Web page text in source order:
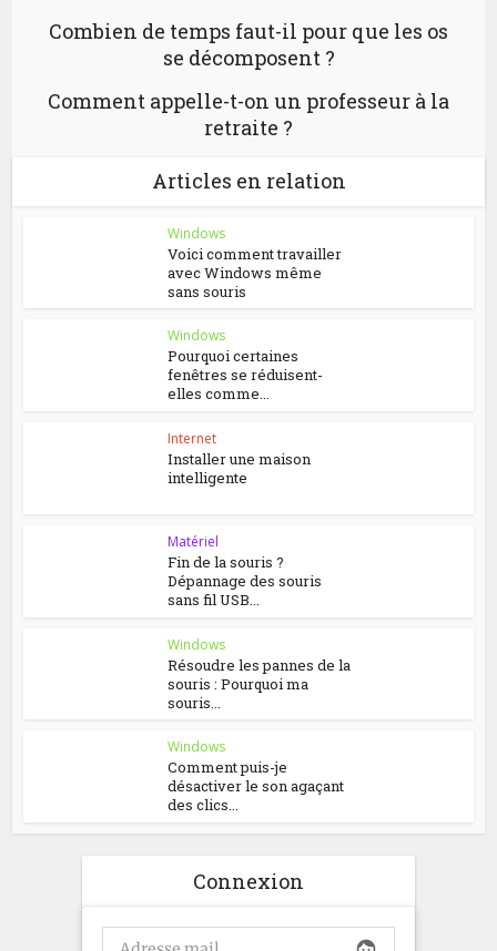
Combien de temps faut-il pour que les os
se décomposent ?
Comment appelle-t-on un professeur à la
retraite ?
Articles en relation
Windows
Voici comment travailler
avec Windows même
sans souris
Windows
Pourquoi certaines
fenêtres se réduisent-
elles comme...
Internet
Installer une maison
intelligente
Matériel
Fin de la souris ?
Dépannage des souris
sans fil USB...
Windows
Résoudre les pannes de la
souris : Pourquoi ma
souris...
Windows
Comment puis-je
désactiver le son agaçant
des clics...
Connexion